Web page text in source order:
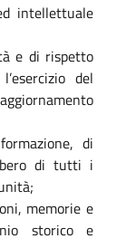
intellettuale
e di rispetto
del
di
di tutti i
memorie e
storico e